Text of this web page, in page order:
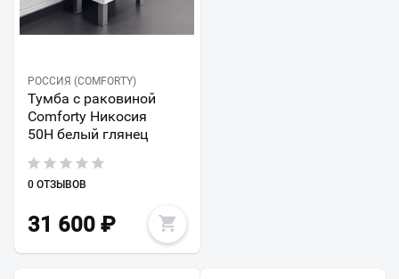
РОССИЯ (COMFORTY)
Тумба с раковиной
Comforty Никосия
50Н белый глянец
0 ОТЗЫВОВ
31 600 ₽